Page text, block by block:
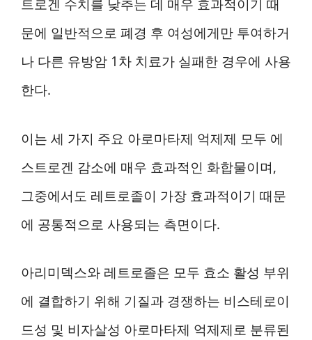
트로겐 수치를 낮추는 데 매우 효과적이기 때
문에 일반적으로 폐경 후 여성에게만 투여하거
나 다른 유방암 1차 치료가 실패한 경우에 사용
한다.
이는 세 가지 주요 아로마타제 억제제 모두 에
스트로겐 감소에 매우 효과적인 화합물이며,
그중에서도 레트로졸이 가장 효과적이기 때문
에 공통적으로 사용되는 측면이다.
아리미덱스와 레트로졸은 모두 효소 활성 부위
에 결합하기 위해 기질과 경쟁하는 비스테로이
드성 및 비자살성 아로마타제 억제제로 분류된